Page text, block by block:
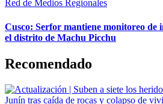
Red de Medios Regionales
Cusco: Serfor mantiene monitoreo de
el distrito de Machu Picchu
Recomendado